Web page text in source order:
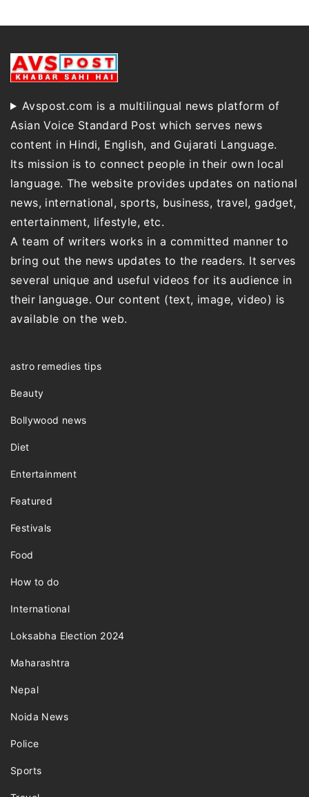
Avspost.com is a multilingual news platform of
Asian Voice Standard Post which serves news
content in Hindi, English, and Gujarati Language.
Its mission is to connect people in their own local
language. The website provides updates on national
news, international, sports, business, travel, gadget,
entertainment, lifestyle, etc.
A team of writers works in a committed manner to
bring out the news updates to the readers. It serves
several unique and useful videos for its audience in
their language. Our content (text, image, video) is
available on the web.
astro remedies tips
Beauty
Bollywood news
Diet
Entertainment
Featured
Festivals
Food
How to do
International
Loksabha Election 2024
Maharashtra
Nepal
Noida News
Police
Sports